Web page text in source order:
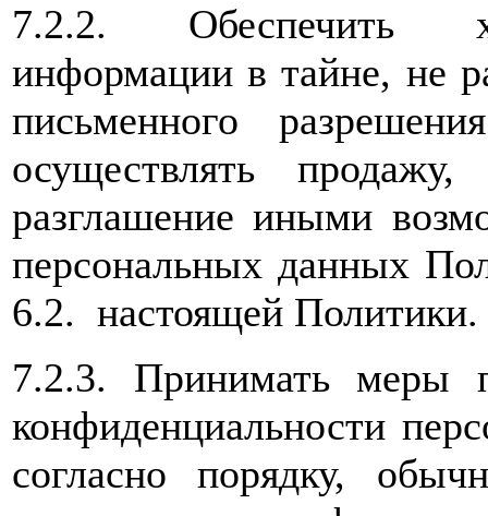
7.2.2. Обеспечить
информации в тайне, не
письменного
осуществлять
разглашение иными
персональных данных
6.2. настоящей Политики.
7.2.3. Принимать меры
конфиденциальности
согласно порядку,